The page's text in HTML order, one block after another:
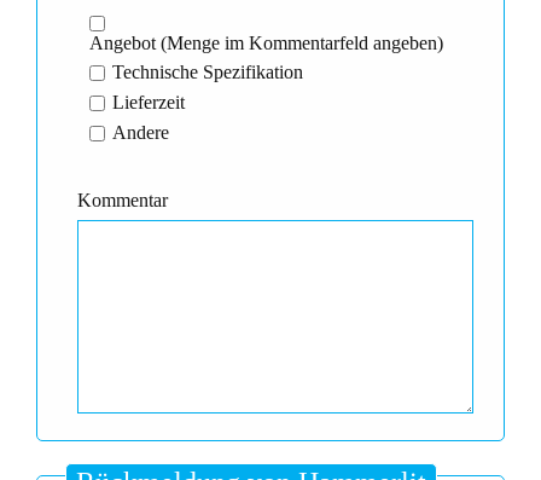
Angebot (Menge im Kommentarfeld angeben)
Technische Spezifikation
Lieferzeit
Andere
Kommentar